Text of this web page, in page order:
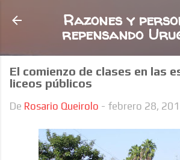
Ir al contenido
Razones y
repensando
El comienzo de clases en las
liceos públicos
De Rosario Queirolo - febrero 28,